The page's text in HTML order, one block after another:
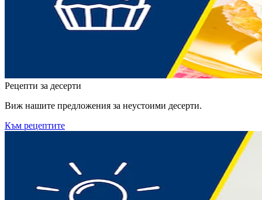
Рецепти за десерти
Виж нашите предложения за неустоими десерти.
Към рецептите